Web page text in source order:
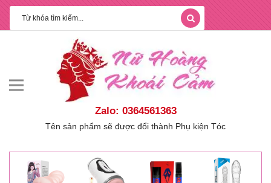
Zalo: 0364561363
Tên sản phẩm sẽ được đổi thành Phụ kiện Tóc